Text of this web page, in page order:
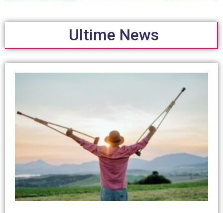
Ultime News